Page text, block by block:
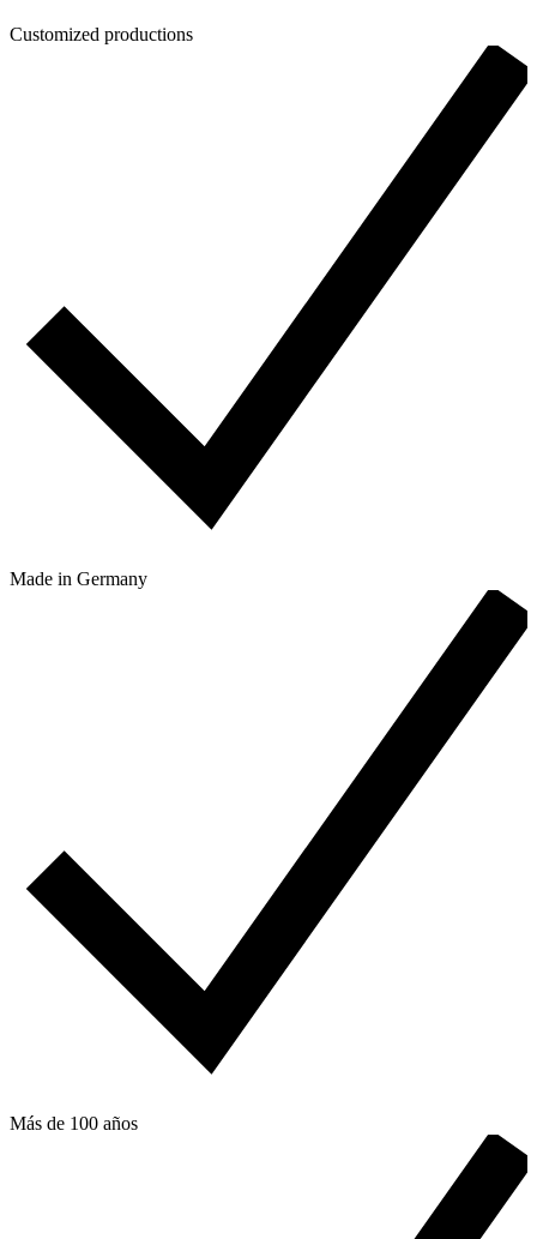
Customized productions
Made in Germany
Más de 100 años